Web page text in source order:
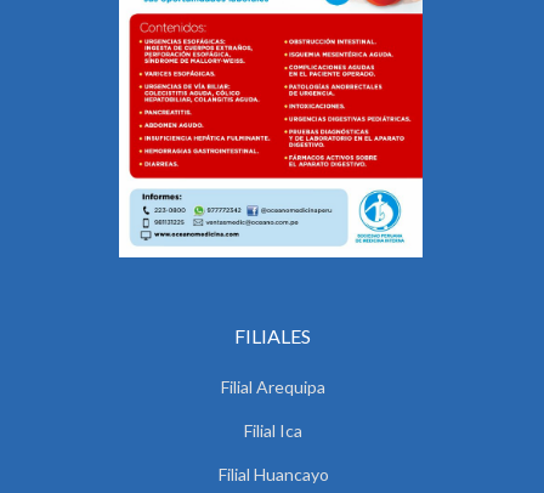
FILIALES
Filial Arequipa
Filial Ica
Filial Huancayo